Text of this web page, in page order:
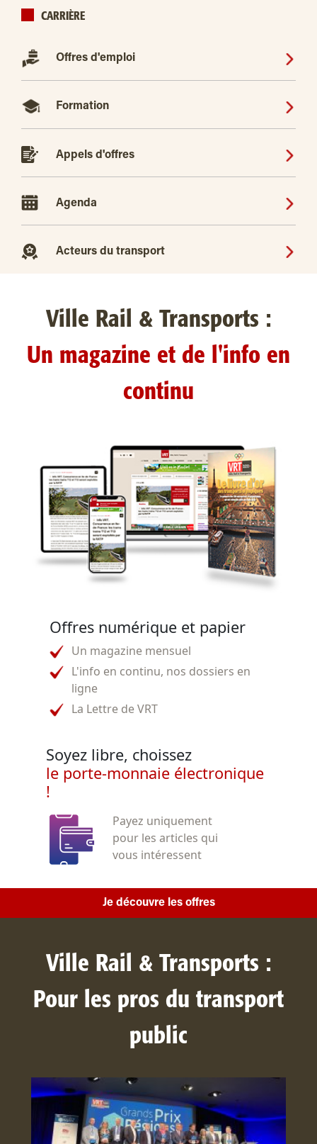
CARRIÈRE
Offres d'emploi
Formation
Appels d'offres
Agenda
Acteurs du transport
Ville Rail & Transports :
Un magazine et de l'info en
continu
Offres numérique et papier
Un magazine mensuel
L'info en continu, nos dossiers en
ligne
La Lettre de VRT
Soyez libre, choissez
le porte-monnaie électronique
!
Payez uniquement
pour les articles qui
vous intéressent
Je découvre les offres
Ville Rail & Transports :
Pour les pros du transport
public